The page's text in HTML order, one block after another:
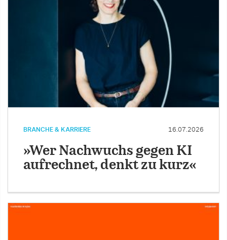
BRANCHE & KARRIERE 16.07.2026
»Wer Nachwuchs gegen KI
aufrechnet, denkt zu kurz«